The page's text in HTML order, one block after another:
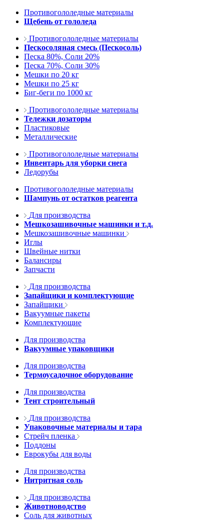
Противогололедные материалы
Щебень от гололеда
Противогололедные материалы
Пескосоляная смесь (Пескосоль)
Песка 80%, Соли 20%
Песка 70%, Соли 30%
Мешки по 20 кг
Мешки по 25 кг
Биг-беги по 1000 кг
Противогололедные материалы
Тележки дозаторы
Пластиковые
Металлические
Противогололедные материалы
Инвентарь для уборки снега
Ледорубы
Противогололедные материалы
Шампунь от остатков реагента
Для производства
Мешкозашивочные машинки и т.д.
Мешкозашивочные машинки
Иглы
Швейные нитки
Балансиры
Запчасти
Для производства
Запайщики и комплектующие
Запайщики
Вакуумные пакеты
Комплектующие
Для производства
Вакуумные упаковщики
Для производства
Термоусадочное оборудование
Для производства
Тент строительный
Для производства
Упаковочные материалы и тара
Стрейч пленка
Поддоны
Еврокубы для воды
Для производства
Нитритная соль
Для производства
Животноводство
Соль для животных